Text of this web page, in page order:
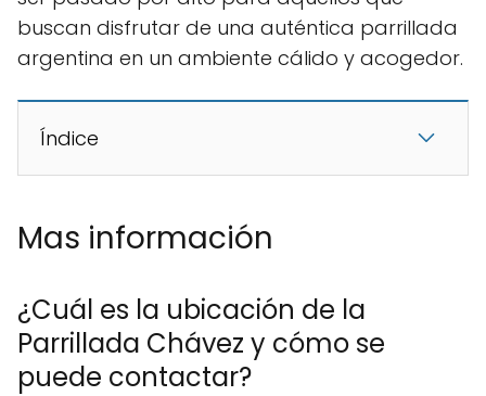
buscan disfrutar de una auténtica parrillada
argentina en un ambiente cálido y acogedor.
Índice
Mas información
¿Cuál es la ubicación de la
Parrillada Chávez y cómo se
puede contactar?